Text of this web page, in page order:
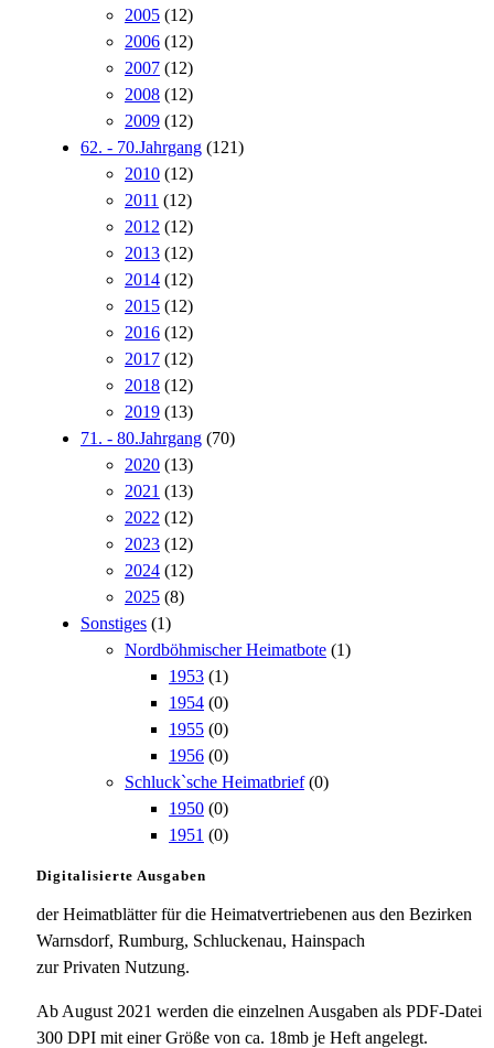
2005 (12)
2006 (12)
2007 (12)
2008 (12)
2009 (12)
62. - 70.Jahrgang (121)
2010 (12)
2011 (12)
2012 (12)
2013 (12)
2014 (12)
2015 (12)
2016 (12)
2017 (12)
2018 (12)
2019 (13)
71. - 80.Jahrgang (70)
2020 (13)
2021 (13)
2022 (12)
2023 (12)
2024 (12)
2025 (8)
Sonstiges (1)
Nordböhmischer Heimatbote (1)
1953 (1)
1954 (0)
1955 (0)
1956 (0)
Schluck`sche Heimatbrief (0)
1950 (0)
1951 (0)
Digitalisierte Ausgaben
der Heimatblätter für die Heimatvertriebenen aus den Bezirken
Warnsdorf, Rumburg, Schluckenau, Hainspach
zur Privaten Nutzung.
Ab August 2021 werden die einzelnen Ausgaben als PDF-Datei
300 DPI mit einer Größe von ca. 18mb je Heft angelegt.